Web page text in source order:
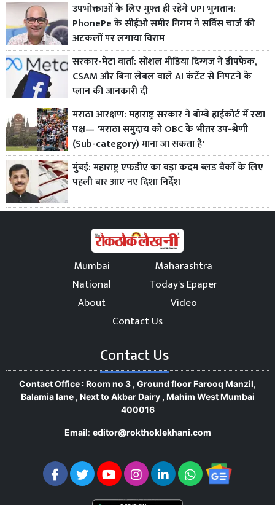
उपभोक्ताओं के लिए मुफ्त ही रहेंगे UPI भुगतान:
PhonePe के सीईओ समीर निगम ने सर्विस चार्ज की
अटकलों पर लगाया विराम
सरकार-मेटा वार्ता: सोशल मीडिया दिग्गज ने डीपफेक,
CSAM और बिना लेबल वाले AI कंटेंट से निपटने के
प्लान की जानकारी दी
मराठा आरक्षण: महाराष्ट्र सरकार ने बॉम्बे हाईकोर्ट में रखा
पक्ष— 'मराठा समुदाय को OBC के भीतर उप-श्रेणी
(Sub-category) माना जा सकता है'
मुंबई: महाराष्ट्र एफडीए का बड़ा कदम ब्लड बैंकों के लिए
पहली बार आए नए दिशा निर्देश
Mumbai
Maharashtra
National
Today's Epaper
About
Video
Contact Us
Contact Us
Contact Office : Room no 3 , Ground floor Farooq Manzil,
Balamia lane , Next to Akbar Dairy , Mahim West Mumbai
400016
Email: editor@rokthoklekhani.com